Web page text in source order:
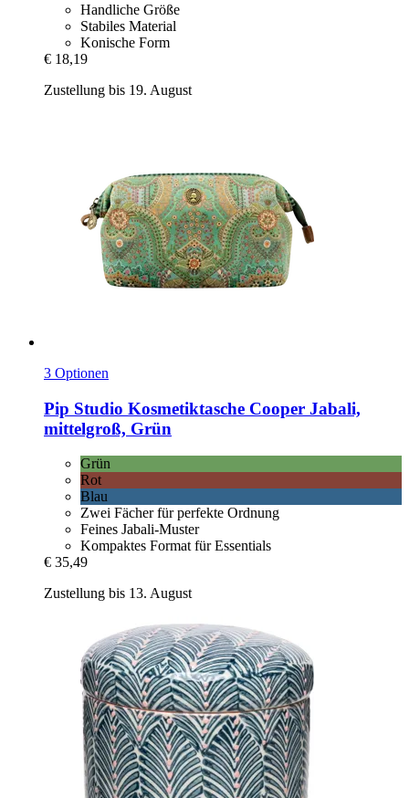
Handliche Größe
Stabiles Material
Konische Form
€ 18,19
Zustellung bis 19. August
3 Optionen
Pip Studio Kosmetiktasche Cooper Jabali,
mittelgroß, Grün
Grün
Rot
Blau
Zwei Fächer für perfekte Ordnung
Feines Jabali-Muster
Kompaktes Format für Essentials
€ 35,49
Zustellung bis 13. August